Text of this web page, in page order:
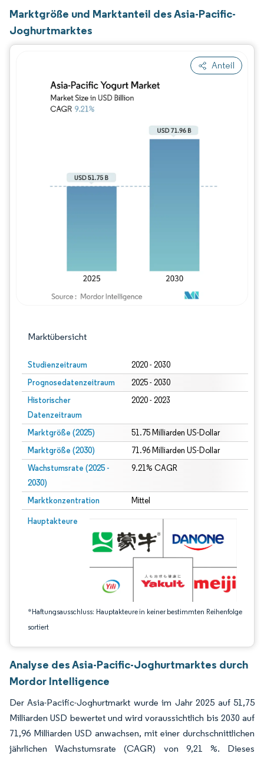
Marktgröße und Marktanteil des Asia-Pacific-
Joghurtmarktes
Anteil
Marktübersicht
Studienzeitraum 2020 - 2030
Prognosedatenzeitraum 2025 - 2030
Historischer
Datenzeitraum
2020 - 2023
Marktgröße (2025) 51.75 Milliarden US-Dollar
Marktgröße (2030) 71.96 Milliarden US-Dollar
Wachstumsrate (2025 -
2030)
9.21% CAGR
Marktkonzentration Mittel
Hauptakteure
*Haftungsausschluss: Hauptakteure in keiner bestimmten Reihenfolge
sortiert
Bild © Mordor Intelligence. Wiederverwendung erfordert Namensnennung
Analyse des Asia-Pacific-Joghurtmarktes durch
Mordor Intelligence
Der Asia-Pacific-Joghurtmarkt wurde im Jahr 2025 auf 51,75
Milliarden USD bewertet und wird voraussichtlich bis 2030 auf
71,96 Milliarden USD anwachsen, mit einer durchschnittlichen
jährlichen Wachstumsrate (CAGR) von 9,21 %. Dieses